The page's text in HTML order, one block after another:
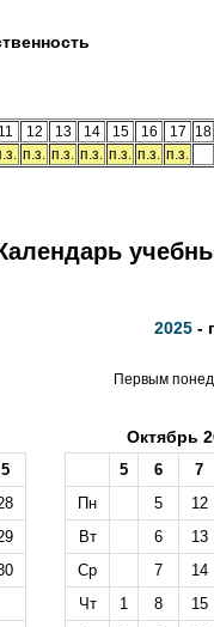
11 12 13 14 15 16 17
18
п.з. п.з. п.з. п.з. п.з. п.з.
2025-
Первым
5
Октябрь
5 6
7
Пн
5
12
Вт
6
13
Ср
7
14
Чт
1 8
15